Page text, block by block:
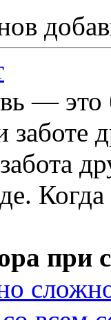
— это
заботе
Когда
при